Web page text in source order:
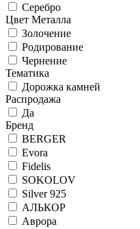
Серебро
Цвет Металла
Золочение
Родирование
Чернение
Тематика
Дорожка камней
Распродажа
Да
Бренд
BERGER
Evora
Fidelis
SOKOLOV
Silver 925
АЛЬКОР
Аврора